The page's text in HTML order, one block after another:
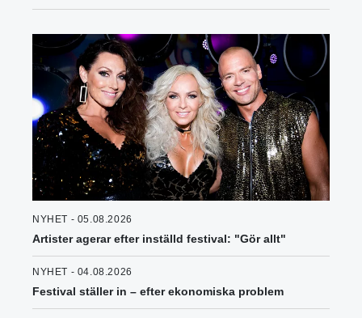
NYHET - 05.08.2026
Artister agerar efter inställd festival: "Gör allt"
NYHET - 04.08.2026
Festival ställer in – efter ekonomiska problem